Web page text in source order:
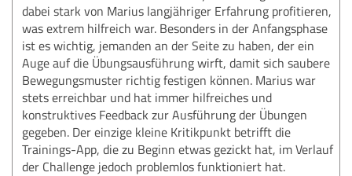
dabei stark von Marius langjähriger Erfahrung profitieren,
was extrem hilfreich war. Besonders in der Anfangsphase
ist es wichtig, jemanden an der Seite zu haben, der ein
Auge auf die Übungsausführung wirft, damit sich saubere
Bewegungsmuster richtig festigen können. Marius war
stets erreichbar und hat immer hilfreiches und
konstruktives Feedback zur Ausführung der Übungen
gegeben. Der einzige kleine Kritikpunkt betrifft die
Trainings-App, die zu Beginn etwas gezickt hat, im Verlauf
der Challenge jedoch problemlos funktioniert hat.